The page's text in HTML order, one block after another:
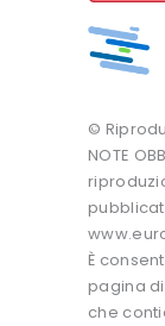
©
NOTE
È
pagina
che